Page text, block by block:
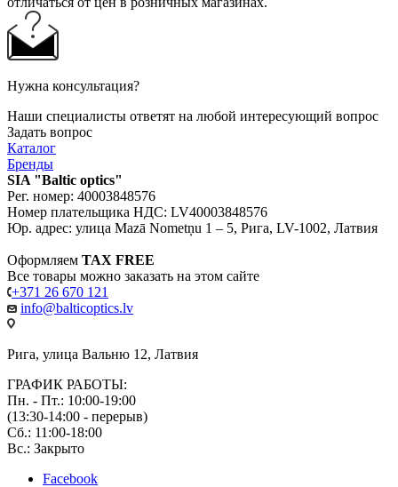
Нужна консультация?
Наши специалисты ответят на любой интересующий вопрос
Задать вопрос
Каталог
Бренды
SIA "Baltic optics"
Рег. номер: 40003848576
Номер плательщика НДС: LV40003848576
Юр. адрес: улица Mazā Nometņu 1 – 5, Рига, LV-1002, Латвия
Оформляем TAX FREE
Все товары можно заказать на этом сайте
+371 26 670 121
info@balticoptics.lv
Рига, улица Вальню 12, Латвия
ГРАФИК РАБОТЫ:
Пн. - Пт.: 10:00-19:00
(13:30-14:00 - перерыв)
Сб.: 11:00-18:00
Вс.: Закрыто
Facebook